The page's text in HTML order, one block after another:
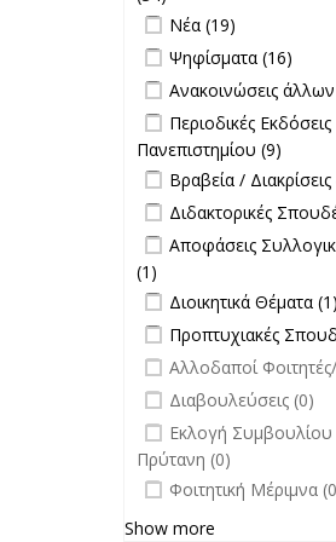
επικαιρότητα filter
Apply Νέα filter
Νέα (19)
Apply Ψηφίσματα filter
Ψηφίσματα (16)
Apply Ανακοινώσεις
filter
Ανακοινώσεις
Apply Περιοδικές
Πανεπιστημίου filter
Περιοδικές Εκδόσεις
Πανεπιστημίου (9)
Apply Βραβεία /
Βραβεία / Διακρίσεις
Apply Διδακτορικές
Διδακτορικές
Apply Αποφάσεις
Οργάνων filter
Αποφάσεις
(1)
Οργάνων filter
Apply Διοικητικά
Διοικητικά Θέματα (1)
Apply Προπτυχιακές
Προπτυχιακές
undefined
Αλλοδαποί
undefined
Διαβουλεύσεις (0)
undefined
Εκλογή Συμβουλίου
Πρύτανη (0)
undefined
Φοιτητική Μέριμνα
Show more